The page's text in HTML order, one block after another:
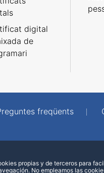
digital
de
freqüents
propias y de terceros para
No empleamos las